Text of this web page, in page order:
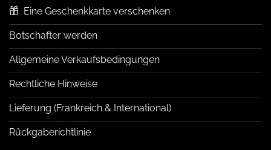
Eine Geschenkkarte verschenken
Botschafter werden
Allgemeine Verkaufsbedingungen
Rechtliche Hinweise
Lieferung (Frankreich & International)
Rückgaberichtlinie